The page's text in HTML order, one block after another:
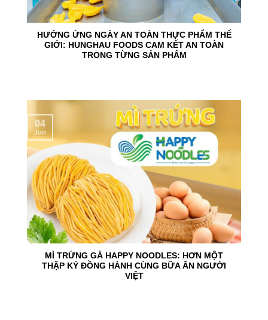
HƯỞNG ỨNG NGÀY AN TOÀN THỰC PHẨM THẾ
GIỚI: HUNGHAU FOODS CAM KẾT AN TOÀN
TRONG TỪNG SẢN PHẨM
MÌ TRỨNG GÀ HAPPY NOODLES: HƠN MỘT
THẬP KỶ ĐỒNG HÀNH CÙNG BỮA ĂN NGƯỜI
VIỆT
04
Jun